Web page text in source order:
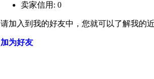
卖家信用: 0
请加入到我的好友中，您就可以了解我的
加为好友